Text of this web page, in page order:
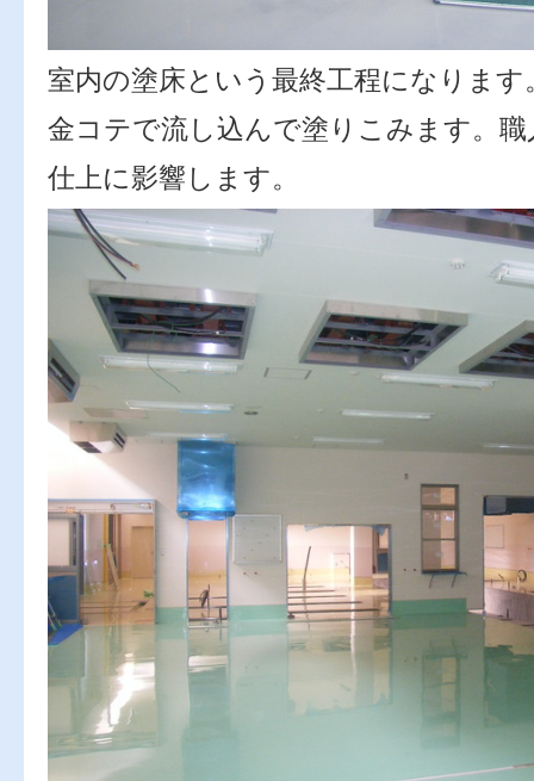
室内の塗床という最終工程になります
金コテで流し込んで塗りこみます。
仕上に影響します。